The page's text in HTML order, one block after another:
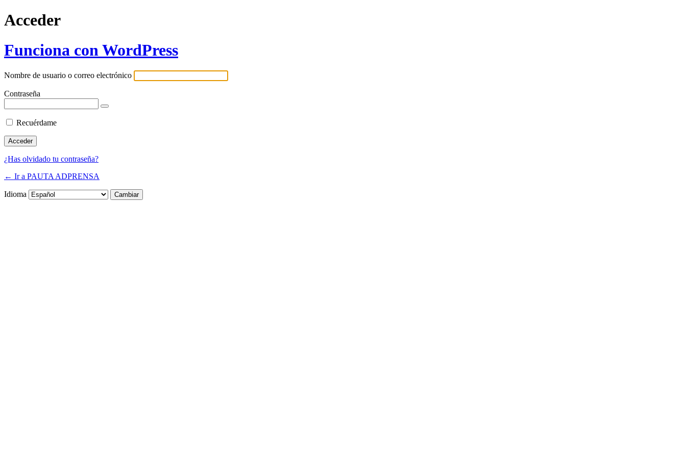
Acceder
Funciona con WordPress
Nombre de usuario o correo electrónico
Contraseña
Recuérdame
¿Has olvidado tu contraseña?
← Ir a PAUTA ADPRENSA
Idioma